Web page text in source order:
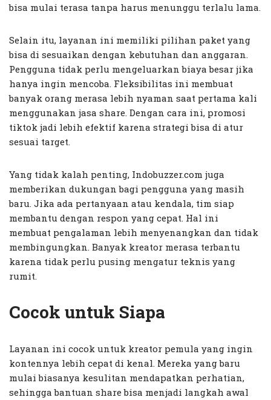
bisa mulai terasa tanpa harus menunggu terlalu lama.
Selain itu, layanan ini memiliki pilihan paket yang
bisa di sesuaikan dengan kebutuhan dan anggaran.
Pengguna tidak perlu mengeluarkan biaya besar jika
hanya ingin mencoba. Fleksibilitas ini membuat
banyak orang merasa lebih nyaman saat pertama kali
menggunakan jasa share. Dengan cara ini, promosi
tiktok jadi lebih efektif karena strategi bisa di atur
sesuai target.
Yang tidak kalah penting, Indobuzzer.com juga
memberikan dukungan bagi pengguna yang masih
baru. Jika ada pertanyaan atau kendala, tim siap
membantu dengan respon yang cepat. Hal ini
membuat pengalaman lebih menyenangkan dan tidak
membingungkan. Banyak kreator merasa terbantu
karena tidak perlu pusing mengatur teknis yang
rumit.
Cocok untuk Siapa
Layanan ini cocok untuk kreator pemula yang ingin
kontennya lebih cepat di kenal. Mereka yang baru
mulai biasanya kesulitan mendapatkan perhatian,
sehingga bantuan share bisa menjadi langkah awal